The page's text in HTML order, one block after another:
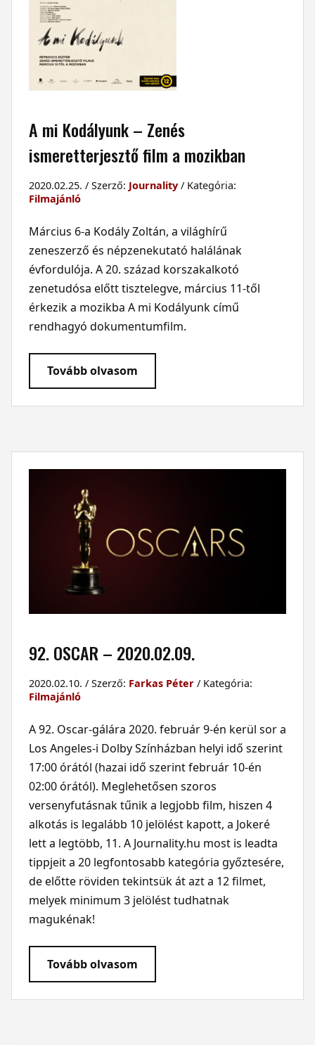
A mi Kodályunk – Zenés
ismeretterjesztő film a mozikban
2020.02.25. / Szerző: Journality/ Kategória:
Filmajánló
Március 6-a Kodály Zoltán, a világhírű
zeneszerző és népzenekutató halálának
évfordulója. A 20. század korszakalkotó
zenetudósa előtt tisztelegve, március 11-től
érkezik a mozikba A mi Kodályunk című
rendhagyó dokumentumfilm.
Tovább olvasom
92. OSCAR – 2020.02.09.
2020.02.10. / Szerző: Farkas Péter/ Kategória:
Filmajánló
A 92. Oscar-gálára 2020. február 9-én kerül sor a
Los Angeles-i Dolby Színházban helyi idő szerint
17:00 órától (hazai idő szerint február 10-én
02:00 órától). Meglehetősen szoros
versenyfutásnak tűnik a legjobb film, hiszen 4
alkotás is legalább 10 jelölést kapott, a Jokeré
lett a legtöbb, 11. A Journality.hu most is leadta
tippjeit a 20 legfontosabb kategória győztesére,
de előtte röviden tekintsük át azt a 12 filmet,
melyek minimum 3 jelölést tudhatnak
magukénak!
Tovább olvasom